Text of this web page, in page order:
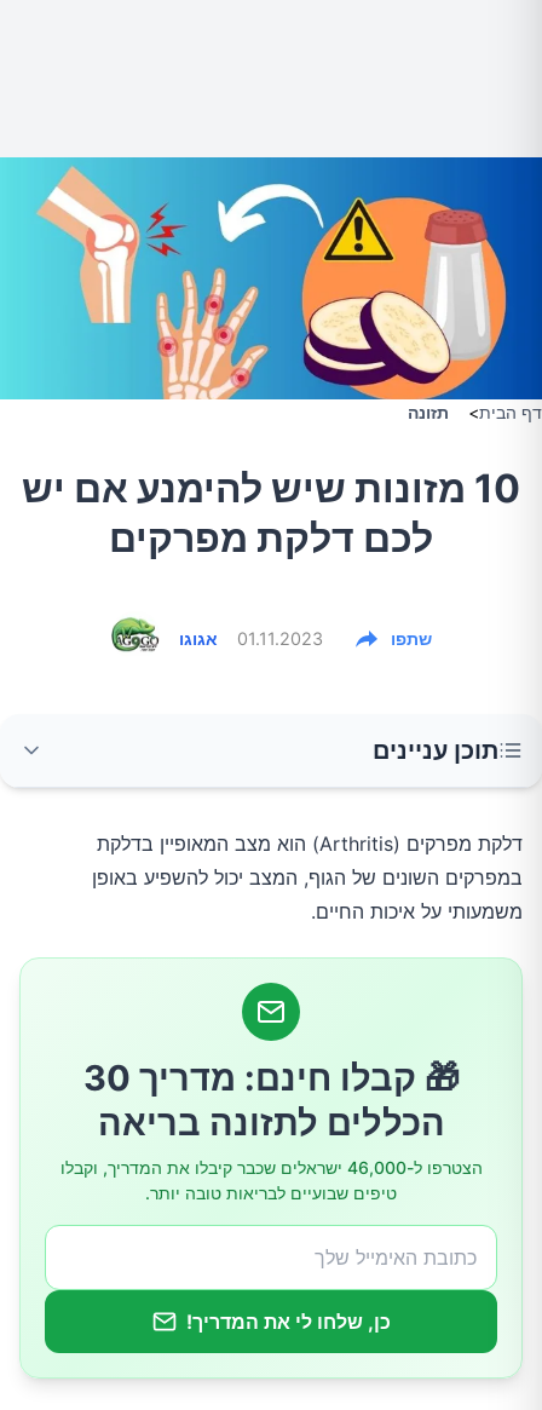
דף הבית> תזונה
10 מזונות שיש להימנע אם יש
לכם דלקת מפרקים
אגוגו 01.11.2023 שתפו
תוכן עניינים
1.מזון מעובד וחטיפים ממותקים
2.בשרים אדומים ומעובדים
8.משקאות ממותקים
דלקת מפרקים (Arthritis) הוא מצב המאופיין בדלקת
במפרקים השונים של הגוף, המצב יכול להשפיע באופן
משמעותי על איכות החיים.
🎁 קבלו חינם: מדריך 30
הכללים לתזונה בריאה
הצטרפו ל-46,000 ישראלים שכבר קיבלו את המדריך, וקבלו
טיפים שבועיים לבריאות טובה יותר.
כן, שלחו לי את המדריך!